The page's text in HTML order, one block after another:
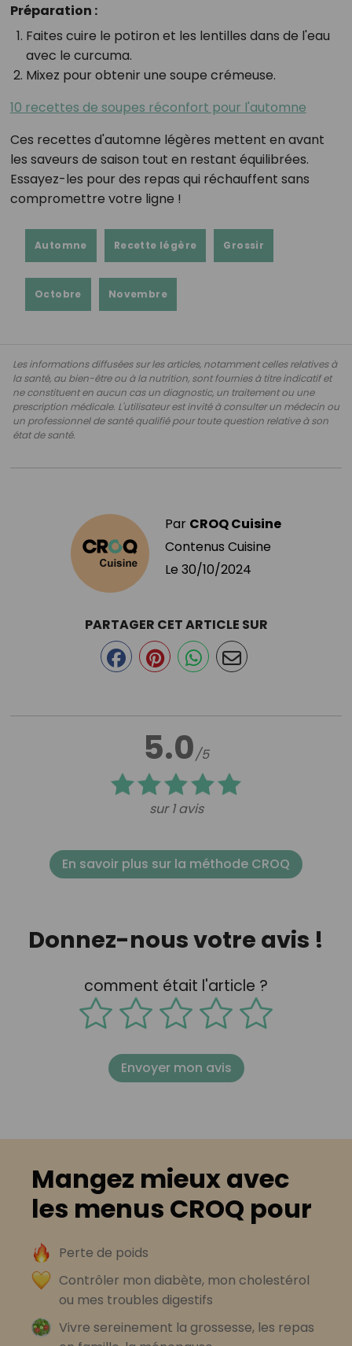
Préparation :
Faites cuire le potiron et les lentilles dans de l'eau
avec le curcuma.
Mixez pour obtenir une soupe crémeuse.
10 recettes de soupes réconfort pour l'automne
Ces recettes d'automne légères mettent en avant
les saveurs de saison tout en restant équilibrées.
Essayez-les pour des repas qui réchauffent sans
compromettre votre ligne !
Automne Recette légère Grossir
Octobre Novembre
Les informations diffusées sur les articles, notamment celles relatives à
la santé, au bien-être ou à la nutrition, sont fournies à titre indicatif et
ne constituent en aucun cas un diagnostic, un traitement ou une
prescription médicale. L'utilisateur est invité à consulter un médecin ou
un professionnel de santé qualifié pour toute question relative à son
état de santé.
Par CROQ Cuisine
Contenus Cuisine
Le 30/10/2024
5.0/5
sur 1 avis
PARTAGER CET ARTICLE SUR
En savoir plus sur la méthode CROQ
Donnez-nous votre avis !
comment était l'article ?
Envoyer mon avis
Mangez mieux avec
les menus CROQ pour
Perte de poids
Contrôler mon diabète, mon cholestérol
ou mes troubles digestifs
Vivre sereinement la grossesse, les repas